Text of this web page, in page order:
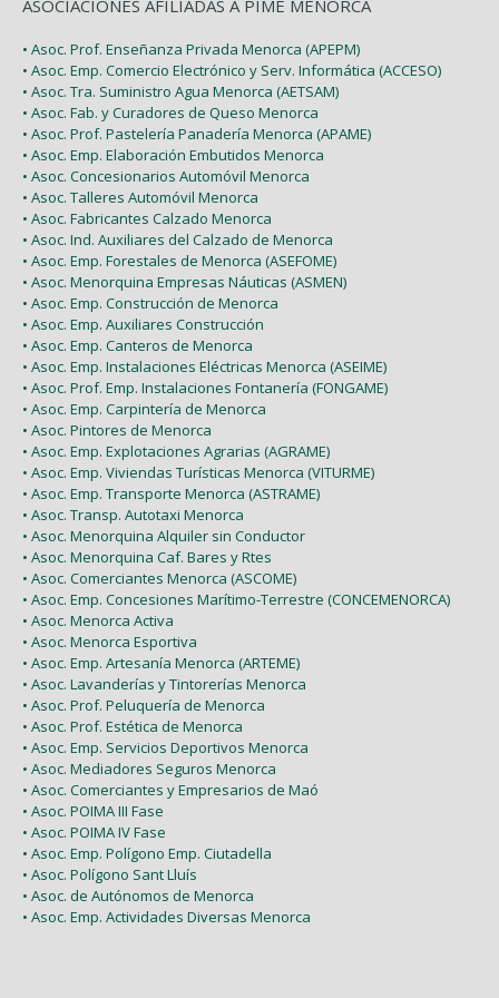
ASOCIACIONES AFILIADAS A PIME MENORCA
• Asoc. Prof. Enseñanza Privada Menorca (APEPM)
• Asoc. Emp. Comercio Electrónico y Serv. Informática (ACCESO)
• Asoc. Tra. Suministro Agua Menorca (AETSAM)
• Asoc. Fab. y Curadores de Queso Menorca
• Asoc. Prof. Pastelería Panadería Menorca (APAME)
• Asoc. Emp. Elaboración Embutidos Menorca
• Asoc. Concesionarios Automóvil Menorca
• Asoc. Talleres Automóvil Menorca
• Asoc. Fabricantes Calzado Menorca
• Asoc. Ind. Auxiliares del Calzado de Menorca
• Asoc. Emp. Forestales de Menorca (ASEFOME)
• Asoc. Menorquina Empresas Náuticas (ASMEN)
• Asoc. Emp. Construcción de Menorca
• Asoc. Emp. Auxiliares Construcción
• Asoc. Emp. Canteros de Menorca
• Asoc. Emp. Instalaciones Eléctricas Menorca (ASEIME)
• Asoc. Prof. Emp. Instalaciones Fontanería (FONGAME)
• Asoc. Emp. Carpintería de Menorca
• Asoc. Pintores de Menorca
• Asoc. Emp. Explotaciones Agrarias (AGRAME)
• Asoc. Emp. Viviendas Turísticas Menorca (VITURME)
• Asoc. Emp. Transporte Menorca (ASTRAME)
• Asoc. Transp. Autotaxi Menorca
• Asoc. Menorquina Alquiler sin Conductor
• Asoc. Menorquina Caf. Bares y Rtes
• Asoc. Comerciantes Menorca (ASCOME)
• Asoc. Emp. Concesiones Marítimo-Terrestre (CONCEMENORCA)
• Asoc. Menorca Activa
• Asoc. Menorca Esportiva
• Asoc. Emp. Artesanía Menorca (ARTEME)
• Asoc. Lavanderías y Tintorerías Menorca
• Asoc. Prof. Peluquería de Menorca
• Asoc. Prof. Estética de Menorca
• Asoc. Emp. Servicios Deportivos Menorca
• Asoc. Mediadores Seguros Menorca
• Asoc. Comerciantes y Empresarios de Maó
• Asoc. POIMA III Fase
• Asoc. POIMA IV Fase
• Asoc. Emp. Polígono Emp. Ciutadella
• Asoc. Polígono Sant Lluís
• Asoc. de Autónomos de Menorca
• Asoc. Emp. Actividades Diversas Menorca